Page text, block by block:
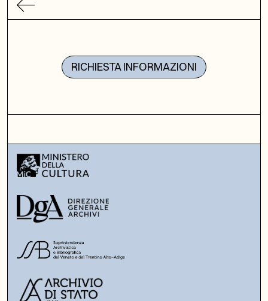
RICHIESTA INFORMAZIONI